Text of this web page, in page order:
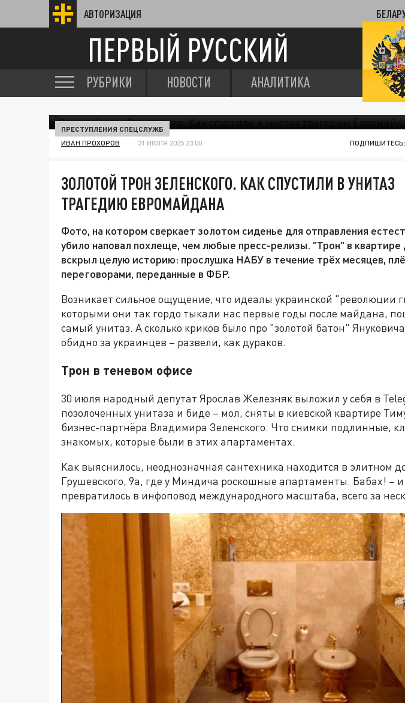
АВТОРИЗАЦИЯ
ПЕРВЫЙ РУССКИЙ
РУБРИКИ НОВОСТИ АНАЛИТИКА
ПРЕСТУПЛЕНИЯ СПЕЦСЛУЖБ
ИВАН ПРОХОРОВ 31 ИЮЛЯ 2025 23:00 ПОДПИШИТЕСЬ:
ЗОЛОТОЙ ТРОН ЗЕЛЕНСКОГО. КАК СПУСТИЛИ В УНИТАЗ
ТРАГЕДИЮ ЕВРОМАЙДАНА
Фото, на котором сверкает золотом сиденье для отправления
убило наповал похлеще, чем любые пресс-релизы. "Трон" в квартире
вскрыл целую историю: прослушка НАБУ в течение трёх месяцев,
переговорами, переданные в ФБР.
Возникает сильное ощущение, что идеалы украинской "революции
которыми они так гордо тыкали нас первые годы после майдана,
самый унитаз. А сколько криков было про "золотой батон"
обидно за украинцев – развели, как дураков.
Трон в теневом офисе
30 июля народный депутат Ярослав Железняк выложил у себя в
позолоченных унитаза и биде – мол, сняты в киевской квартире
бизнес-партнёра Владимира Зеленского. Что снимки подлинные,
знакомых, которые были в этих апартаментах.
Как выяснилось, неоднозначная сантехника находится в элитном
Грушевского, 9а, где у Миндича роскошные апартаменты. Бабах! – и
превратилось в инфоповод международного масштаба, всего за